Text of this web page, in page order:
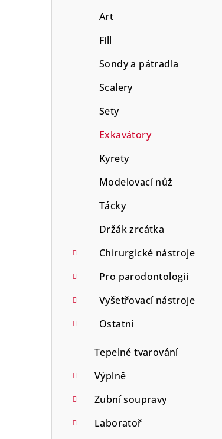
Art
Fill
Sondy a pátradla
Scalery
Sety
Exkavátory
Kyrety
Modelovací nůž
Tácky
Držák zrcátka
Chirurgické nástroje
Pro parodontologii
Vyšetřovací nástroje
Ostatní
Tepelné tvarování
Výplně
Zubní soupravy
Laboratoř